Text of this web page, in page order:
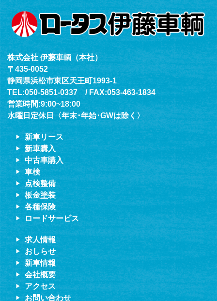
株式会社 伊藤車輌（本社）
〒435-0052
静岡県浜松市東区天王町1993-1
TEL:050-5851-0337 / FAX:053-463-1834
営業時間:9:00~18:00
水曜日定休日〈年末･年始･GWは除く〉
新車リース
新車購入
中古車購入
車検
点検整備
板金塗装
各種保険
ロードサービス
求人情報
おしらせ
新車情報
会社概要
アクセス
お問い合わせ